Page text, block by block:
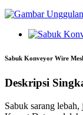
Sabuk Konveyor Wire
Deskripsi
Sabuk sarang